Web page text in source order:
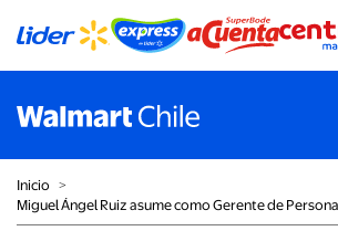
Inicio ˃
Miguel Ángel Ruiz asume como Gerente de